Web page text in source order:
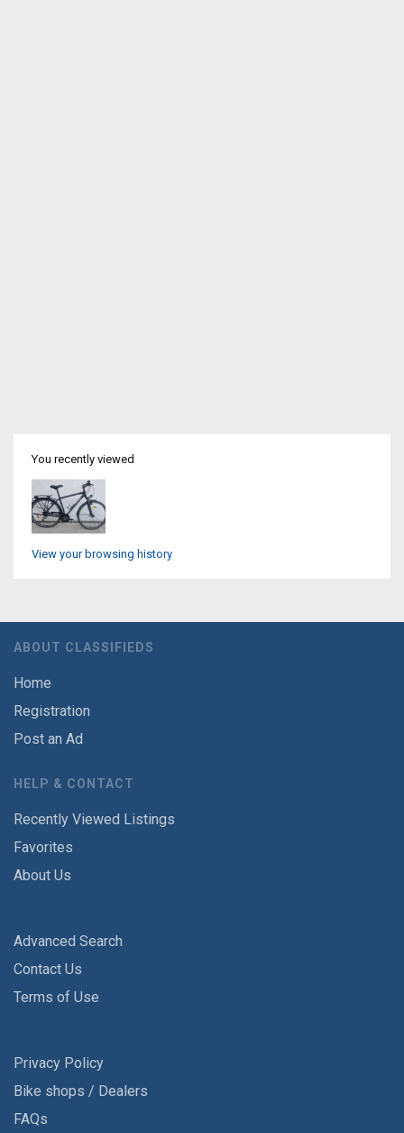
You recently viewed
View your browsing history
ABOUT CLASSIFIEDS
Home
Registration
Post an Ad
HELP & CONTACT
Recently Viewed Listings
Favorites
About Us
Advanced Search
Contact Us
Terms of Use
Privacy Policy
Bike shops / Dealers
FAQs